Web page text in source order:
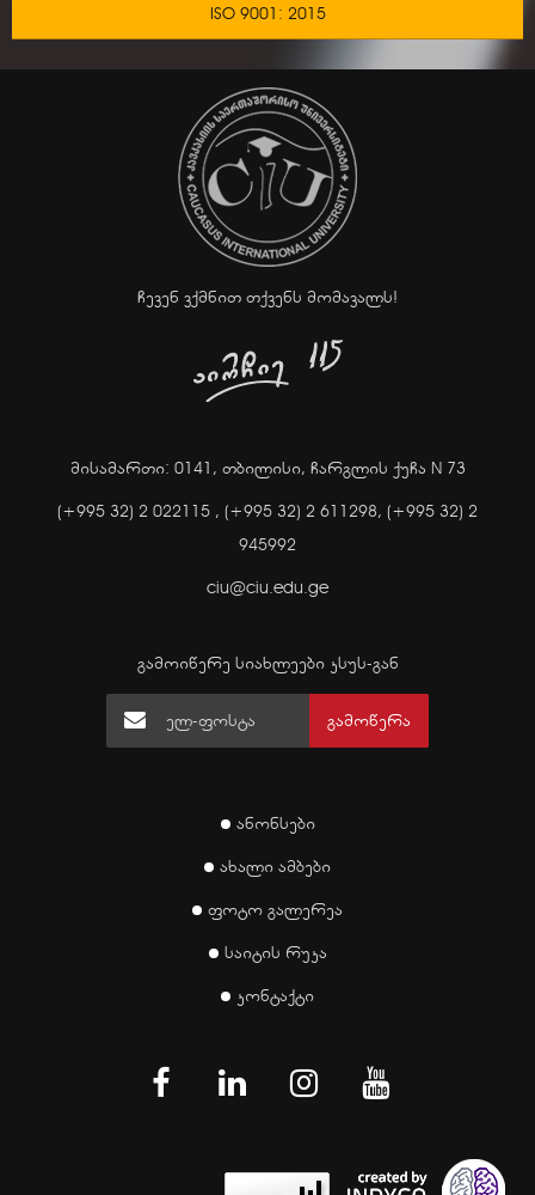
ISO 9001: 2015
ჩევენ ვქმნით თქვენს მომავალს!
მისამართი: 0141, თბილისი, ჩარგლის ქუჩა N 73
(+995 32) 2 022115 , (+995 32) 2 611298, (+995 32) 2
945992
ciu@ciu.edu.ge
გამოიწერე სიახლეები კსუს-გან
გამოწერა
ანონსები
ახალი ამბები
ფოტო გალერეა
საიტის რუკა
კონტაქტი